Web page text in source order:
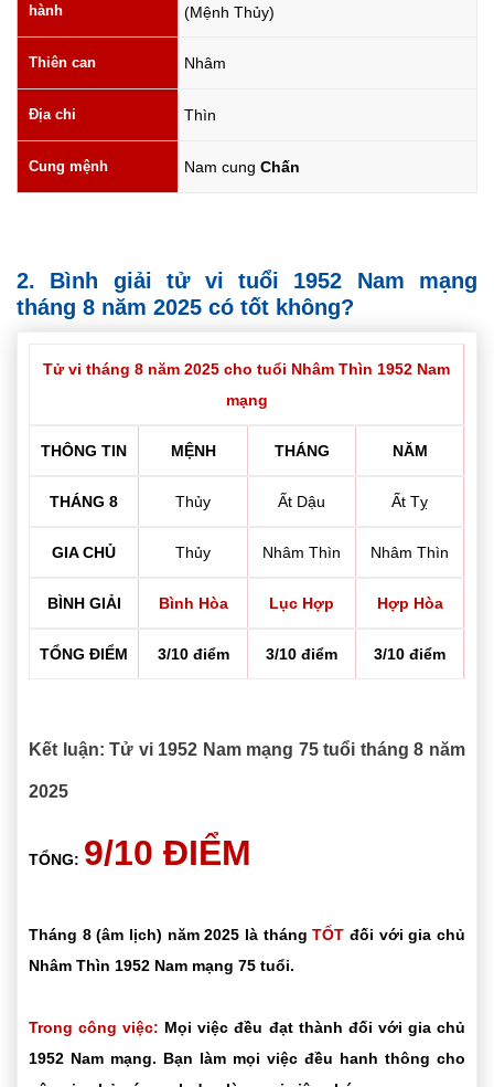
hành
(Mệnh Thủy)
Thiên can Nhâm
Địa chi Thìn
Cung mệnh Nam cung Chấn
2. Bình giải tử vi tuổi 1952 Nam mạng
tháng 8 năm 2025 có tốt không?
Tử vi tháng 8 năm 2025 cho tuổi Nhâm Thìn 1952 Nam
mạng
THÔNG TIN MỆNH THÁNG NĂM
THÁNG 8 Thủy Ất Dậu Ất Tỵ
GIA CHỦ Thủy Nhâm Thìn Nhâm Thìn
BÌNH GIẢI Bình Hòa Lục Hợp Hợp Hòa
TỔNG ĐIỂM 3/10 điểm 3/10 điểm 3/10 điểm
Kết luận: Tử vi 1952 Nam mạng 75 tuổi tháng 8 năm
2025
TỔNG: 9/10 ĐIỂM
Tháng 8 (âm lịch) năm 2025 là thángTỐT đối với gia chủ
Nhâm Thìn 1952 Nam mạng 75 tuổi.
Trong công việc: Mọi việc đều đạt thành đối với gia chủ
1952 Nam mạng. Bạn làm mọi việc đều hanh thông cho